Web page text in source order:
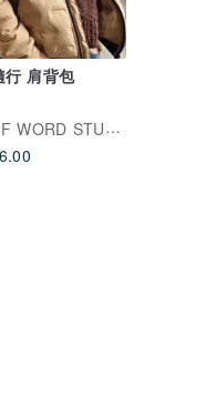
行 肩背包
F WORD STUDIO